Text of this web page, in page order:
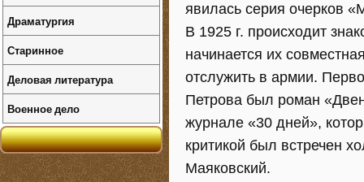
явилась серия очерков
В 1925 г. происходит
начинается их
отслужить в армии.
Петрова был роман
журнале «30 дней»,
критикой был встречен
Маяковский.
Драматургия
Старинное
Деловая литература
Военное дело